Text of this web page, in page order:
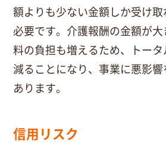
額よりも少ない金額しか受け
必要です。介護報酬の金額が
料の負担も増えるため、トー
減ることになり、事業に悪影
あります。
信用リスク